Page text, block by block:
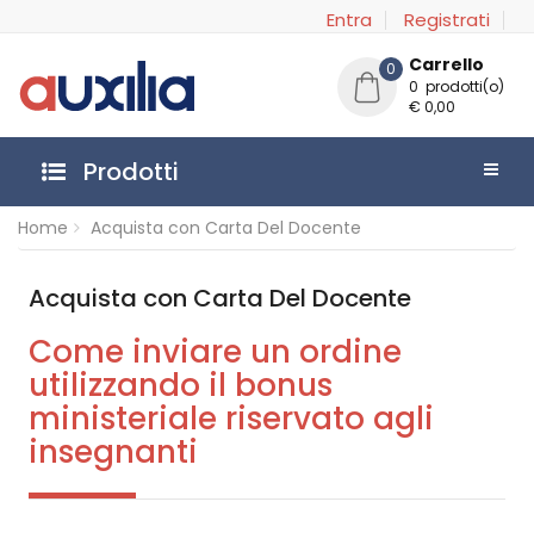
Entra Registrati
0 Carrello
0 prodotti(o)
€ 0,00
Prodotti
Home Acquista con Carta Del Docente
Acquista con Carta Del Docente
Come inviare un ordine
utilizzando il bonus
ministeriale riservato agli
insegnanti